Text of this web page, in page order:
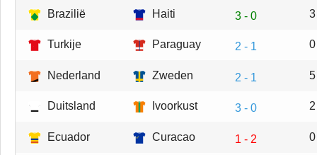
Brazilië Haiti 3 - 0
Turkije Paraguay 2 - 1
Nederland Zweden 2 - 1
Duitsland Ivoorkust 3 - 0
Ecuador Curacao 1 - 2